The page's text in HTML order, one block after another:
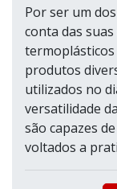
Por ser um
conta das
termoplásticos
produtos
utilizados no
versatilidade
são capazes
voltados a